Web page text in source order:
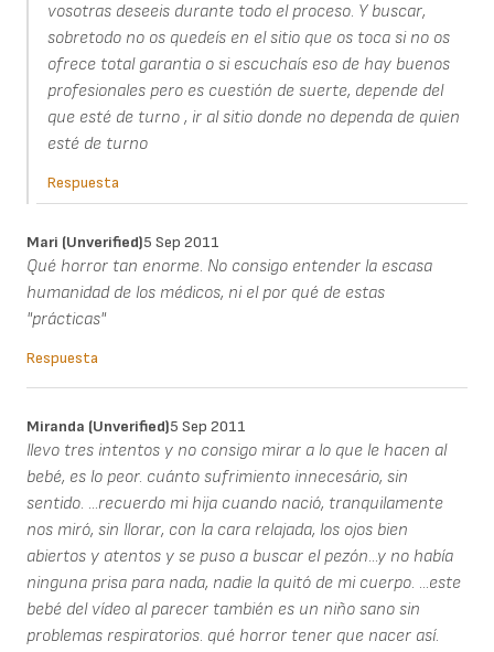
vosotras deseeis durante todo el proceso. Y buscar,
sobretodo no os quedeís en el sitio que os toca si no os
ofrece total garantia o si escuchaís eso de hay buenos
profesionales pero es cuestión de suerte, depende del
que esté de turno , ir al sitio donde no dependa de quien
esté de turno
Respuesta
Mari (unverified)5 Sep 2011
Qué horror tan enorme. No consigo entender la escasa
humanidad de los médicos, ni el por qué de estas
"prácticas"
Respuesta
Miranda (unverified)5 Sep 2011
llevo tres intentos y no consigo mirar a lo que le hacen al
bebé, es lo peor. cuánto sufrimiento innecesário, sin
sentido. ...recuerdo mi hija cuando nació, tranquilamente
nos miró, sin llorar, con la cara relajada, los ojos bien
abiertos y atentos y se puso a buscar el pezón...y no había
ninguna prisa para nada, nadie la quitó de mi cuerpo. ...este
bebé del vídeo al parecer también es un niño sano sin
problemas respiratorios. qué horror tener que nacer así.